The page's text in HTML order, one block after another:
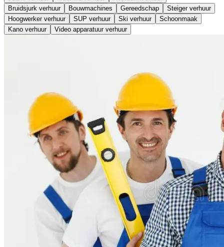
Bruidsjurk verhuur
Bouwmachines Gereedschap
Steiger verhuur
Hoogwerker verhuur
SUP verhuur Ski verhuur
Schoonmaak
Kano verhuur
Video apparatuur verhuur